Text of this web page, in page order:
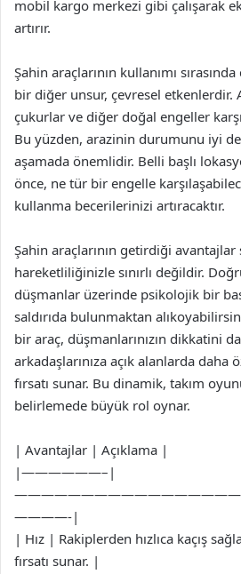
mobil kargo merkezi gibi çalışarak
artırır.
Şahin araçlarının kullanımı
bir diğer unsur, çevresel etkenlerdir.
çukurlar ve diğer doğal engeller
Bu yüzden, arazinin durumunu iyi
aşamada önemlidir. Belli başlı
önce, ne tür bir engelle
kullanma becerilerinizi artıracaktır.
Şahin araçlarının getirdiği avantajlar
hareketliliğinizle sınırlı değildir.
düşmanlar üzerinde psikolojik bir
saldırıda bulunmaktan
bir araç, düşmanlarınızın dikkatini
arkadaşlarınıza açık alanlarda daha
fırsatı sunar. Bu dinamik, takım
belirlemede büyük rol oynar.
| Avantajlar | Açıklama |
|——————–|
————-|
| Hız | Rakiplerden hızlıca kaçış
fırsatı sunar. |